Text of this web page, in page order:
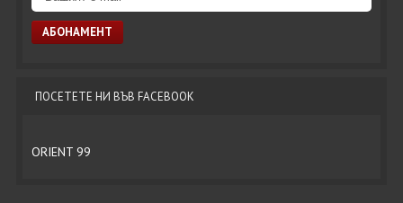
ПОСЕТЕТЕ НИ ВЪВ FACEBOOK
ORIENT 99